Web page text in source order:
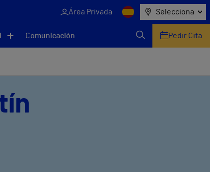
Área Privada Selecciona
Comunicación Pedir Cita